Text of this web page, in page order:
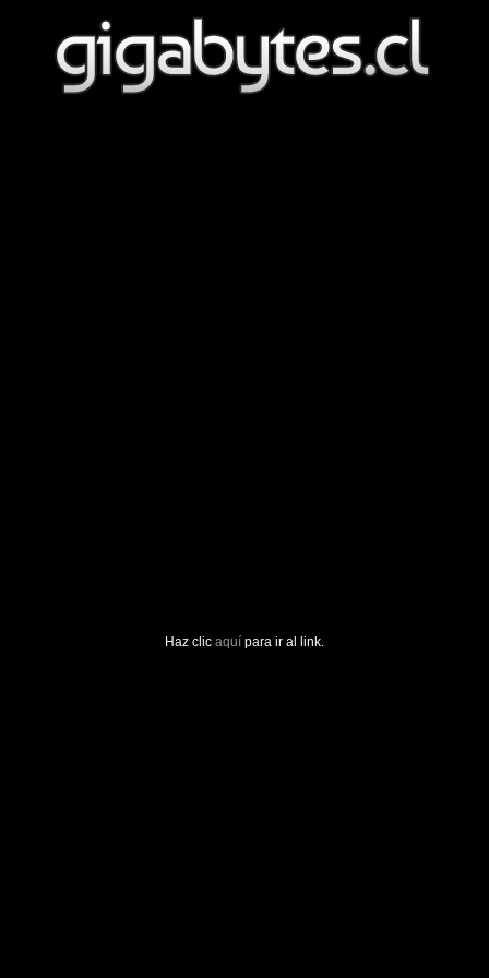
Haz clic aquí para ir al link.